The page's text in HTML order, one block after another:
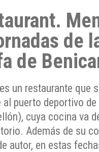
de
de
un restaurante que
al puerto deportivo de
cuya cocina va
Además de su
autor, en estas